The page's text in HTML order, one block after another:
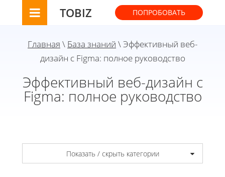
TOBIZ ПОПРОБОВАТЬ
Главная \ База знаний \ Эффективный веб-
дизайн с Figma: полное руководство
Эффективный веб-дизайн с
Figma: полное руководство
Показать / скрыть категории